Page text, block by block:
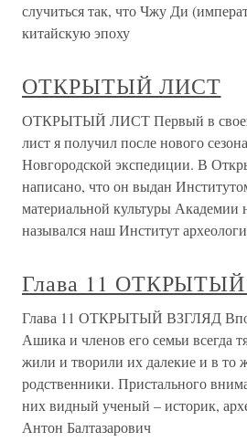
случиться так, что Чжу Ди
китайскую эпоху
ОТКРЫТЫЙ ЛИСТ
ОТКРЫТЫЙ ЛИСТ Первый в
лист я получил после нового
Новгородской экспедиции. В
написано, что он выдан
материальной культуры Академии
назывался наш Институт
Глава 11
Глава 11 ОТКРЫТЫЙ ВЗГЛЯД
Ашика и членов его семьи всегда
жили и творили их далекие и в то
родственники. Пристального
них видный ученый – историк,
Антон Балтазарович